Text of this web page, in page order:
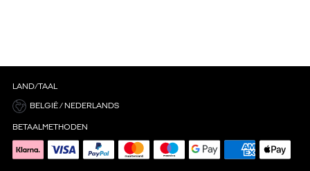
LAND/TAAL
BELGIË / NEDERLANDS
BETAALMETHODEN